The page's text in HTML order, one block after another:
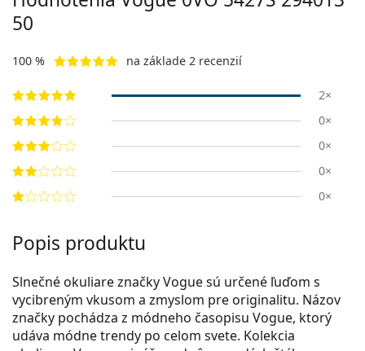
50
100 % na základe 2 recenzií
2×
0×
0×
0×
0×
Popis produktu
Slnečné okuliare značky Vogue sú určené ľuďom s
vycibreným vkusom a zmyslom pre originalitu. Názov
značky pochádza z módneho časopisu Vogue, ktorý
udáva módne trendy po celom svete. Kolekcia